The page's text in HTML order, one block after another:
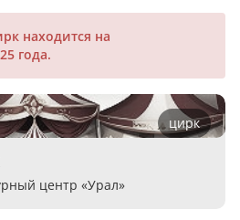
находится на
года.
цирк
центр «Урал»